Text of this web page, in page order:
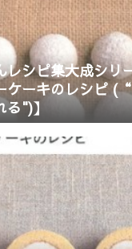
レシピ集大成シリ
ケーキのレシピ
")】